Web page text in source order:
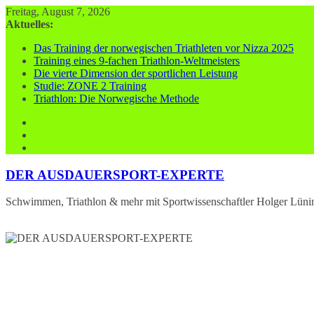
Zum
Inhalt
Freitag, August 7, 2026
Aktuelles:
Das Training der norwegischen Triathleten vor Nizza 2025
Training eines 9-fachen Triathlon-Weltmeisters
Die vierte Dimension der sportlichen Leistung
Studie: ZONE 2 Training
Triathlon: Die Norwegische Methode
DER AUSDAUERSPORT-EXPERTE
Schwimmen, Triathlon & mehr mit Sportwissenschaftler Holger